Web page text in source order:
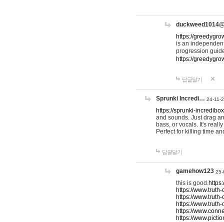
https://
is an
progression
https://
답글달기
Sprunki Incredi… 24-11-
https://sprunki-
and sounds. Just drag
bass, or vocals. It's
Perfect for killing time
답글달기
gamehow123 25-
this is good.
https://
https://
https://
https://
https://